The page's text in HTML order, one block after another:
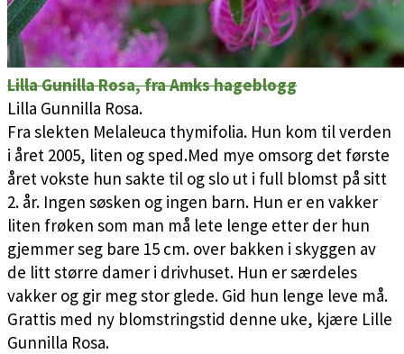
Lilla Gunilla Rosa, fra Amks hageblogg
Lilla Gunnilla Rosa.
Fra slekten Melaleuca thymifolia. Hun kom til verden
i året 2005, liten og sped.Med mye omsorg det første
året vokste hun sakte til og slo ut i full blomst på sitt
2. år. Ingen søsken og ingen barn. Hun er en vakker
liten frøken som man må lete lenge etter der hun
gjemmer seg bare 15 cm. over bakken i skyggen av
de litt større damer i drivhuset. Hun er særdeles
vakker og gir meg stor glede. Gid hun lenge leve må.
Grattis med ny blomstringstid denne uke, kjære Lille
Gunnilla Rosa.